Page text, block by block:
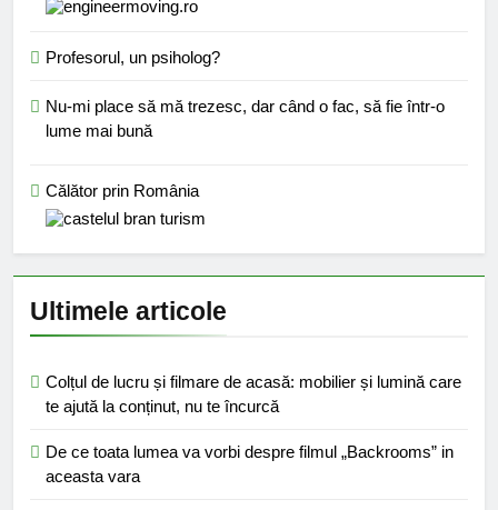
Profesorul, un psiholog?
Nu-mi place să mă trezesc, dar când o fac, să fie într-o
lume mai bună
Călător prin România
Ultimele articole
Colțul de lucru și filmare de acasă: mobilier și lumină care
te ajută la conținut, nu te încurcă
De ce toata lumea va vorbi despre filmul „Backrooms” in
aceasta vara